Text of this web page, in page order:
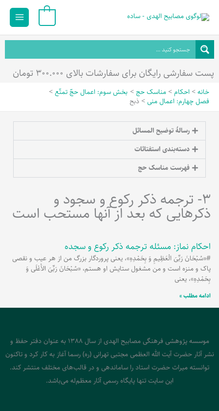
محتوا
Main
پست سفارشی رایگان برای سفارشات بالای ۳۰۰.۰۰۰ تومان
خانه احکام مناسک حج
بخش سوم: اعمال حجّ تمتّع
فصل چهارم: اعمال منی
ذبح
رسالۀ توضیح المسائل
دسته‌بندی استفتائات
فهرست مناسک حج
3- ترجمه ذکر رکوع و سجود و
ذکرهایی که بعد از آنها مستحب است
احکام نماز: مسئله ترجمه ذکر رکوع و سجده
#«سُبْحَانَ رَبِّیَ الْعَظِیمِ وَ بِحَمْدِهِ»، یعنی پروردگار بزرگ من از هر عیب و نقصی
پاک و منزه است و من مشغول ستایش او هستم، «سُبْحَانَ رَبِّیَ الاَْعْلَی وَ
بِحَمْدِهِ»، یعنی
ادامه مطلب »
موسسه پژوهشی فرهنگی مصابیح الهدی از سال 1388 به عنوان دفتر حفظ و
نشر آثار حضرت آیت الله العظمی مجتبی تهرانی (ره) رسما آغاز به کار کرد و تاکنون
توانسته میراث حضرت استاد را ساماندهی و در قالب‌های مختلف منتشر کند.
این سایت تنها پایگاه رسمی آثار معظم‌له می‌باشد.